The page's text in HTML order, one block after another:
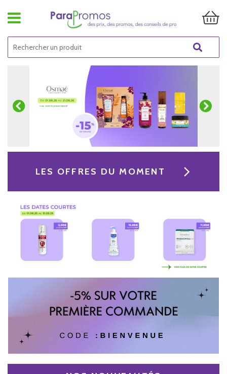
LES OFFRES DU MOMENT